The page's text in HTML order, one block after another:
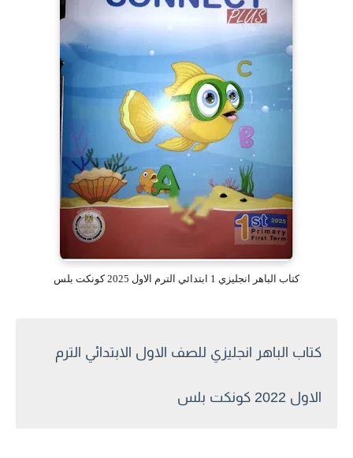
كتاب الباهر انجليزي 1 ابتدائي الترم الاول 2025 كونكت بلس
كتاب الباهر انجليزي للصف الاول الابتدائي الترم
الاول 2022 كونكت بلس